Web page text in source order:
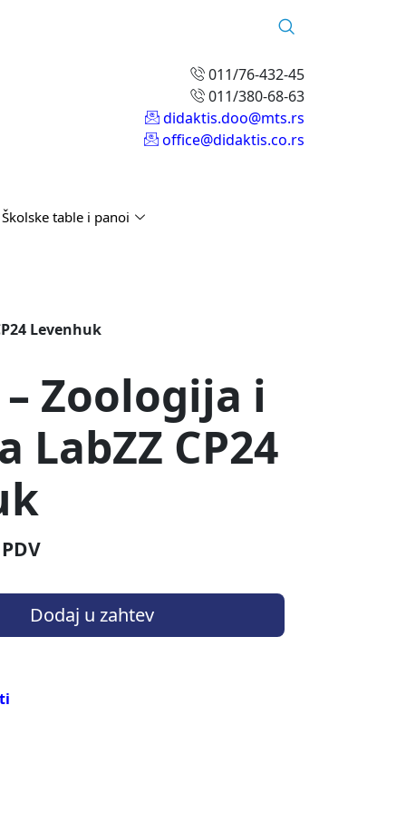
011/76-432-45
011/380-68-63
didaktis.doo@mts.rs
office@didaktis.co.rs
Školske table i panoi
Levenhuk
– Zoologija i
LabZZ CP24
Dodaj u zahtev